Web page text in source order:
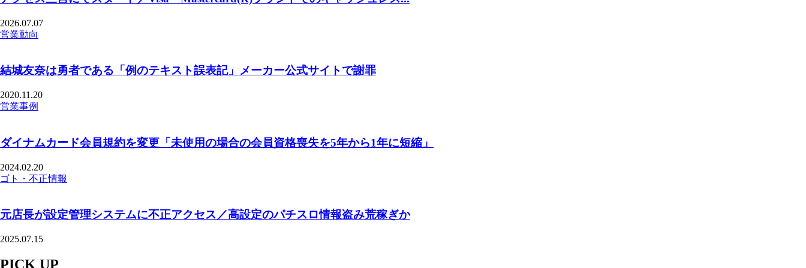
2026.07.07
営業動向
結城友奈は勇者である「例のテキスト誤表記」メーカー公式サイトで謝罪
2020.11.20
営業事例
ダイナムカード会員規約を変更「未使用の場合の会員資格喪失を5年から1年に短縮」
2024.02.20
ゴト・不正情報
元店長が設定管理システムに不正アクセス／高設定のパチスロ情報盗み荒稼ぎか
2025.07.15
PICK UP